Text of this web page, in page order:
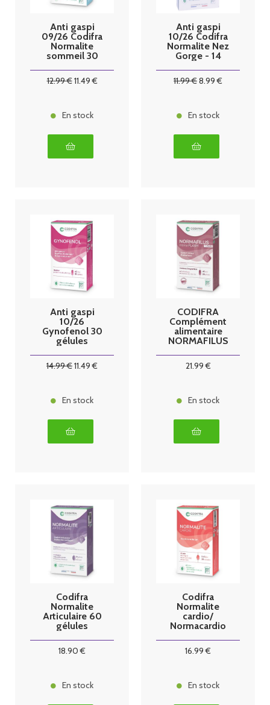
Anti gaspi
09/26 Codifra
Normalite
sommeil 30
12.99€11.49€
En stock
Anti gaspi
10/26 Codifra
Normalite Nez
Gorge - 14
11.99€8.99 €
En stock
Anti gaspi
10/26
Gynofenol 30
gélules
14.99€11.49 €
En stock
CODIFRA
Complément
alimentaire
NORMAFILUS
21.99€
En stock
Codifra
Normalite
Articulaire 60
gélules
18.90 €
En stock
Codifra
Normalite
cardio/
Normacardio
16.99 €
En stock